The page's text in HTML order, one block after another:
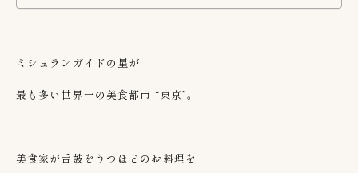
ミシュランガイドの星が
最も多い世界一の美食都市 “東京”。
美食家が舌鼓をうつほどのお料理を